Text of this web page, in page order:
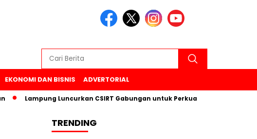
EKONOMI DAN BISNIS ADVERTORIAL
Lampung Luncurkan CSIRT Gabungan untuk Perkuat Keamanan Siber di 6
TRENDING